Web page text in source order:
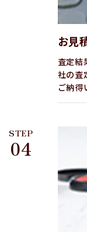
お見
査定結
社の査
ご納得
STEP
04